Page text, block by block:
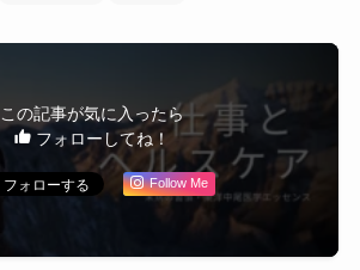
この記事が気に入ったら
フォローしてね！
Follow Me